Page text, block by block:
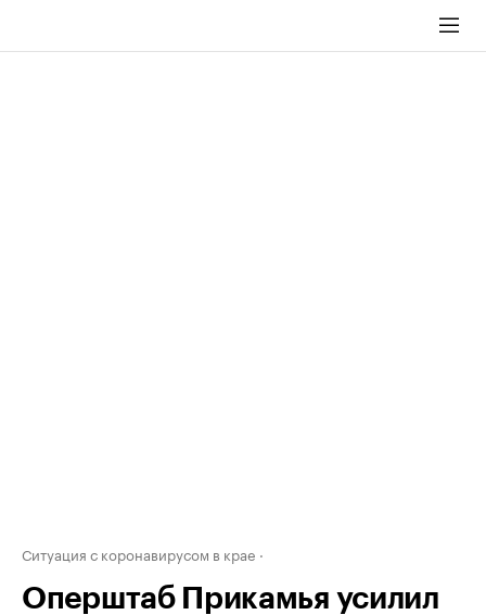
Ситуация с коронавирусом в крае
Оперштаб Прикамья усилил